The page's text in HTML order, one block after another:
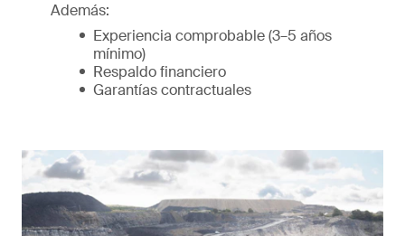
Además:
Experiencia comprobable (3–5 años
mínimo)
Respaldo financiero
Garantías contractuales